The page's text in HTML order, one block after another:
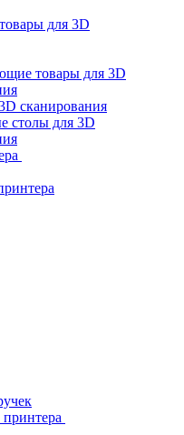
для 3D
товары для 3D
сканирования
столы для 3D